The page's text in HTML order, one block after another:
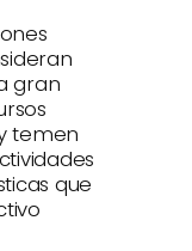
gran
temen
que